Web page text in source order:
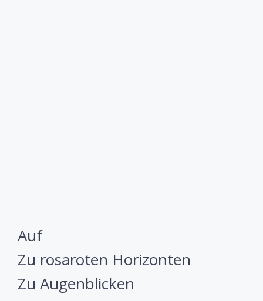
Auf
Zu rosaroten Horizonten
Zu Augenblicken